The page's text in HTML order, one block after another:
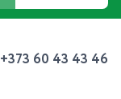
+373 60 43 43 46